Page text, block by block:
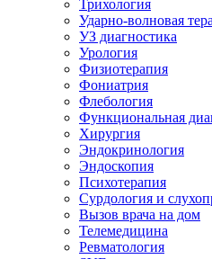
Трихология
Ударно-волновая
УЗ диагностика
Урология
Физиотерапия
Фониатрия
Флебология
Функциональная
Хирургия
Эндокринология
Эндоскопия
Психотерапия
Сурдология и
Вызов врача на дом
Телемедицина
Ревматология